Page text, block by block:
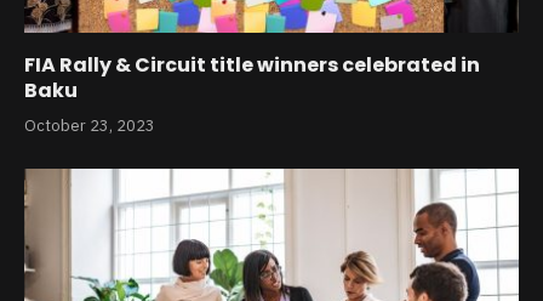
FIA Rally & Circuit title winners celebrated in
Baku
October 23, 2023